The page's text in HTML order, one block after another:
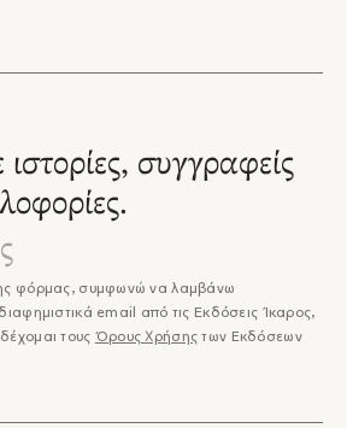
συγγραφείς
φόρμας, συμφωνώ να λαμβάνω
email από τις Εκδόσεις Ίκαρος,
τους Όρους Χρήσης των Εκδόσεων